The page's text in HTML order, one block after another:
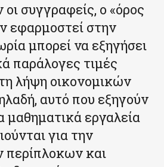
συγγραφείς, ο «όρος
εφαρμοστεί στην
μπορεί να εξηγήσει
παράλογες τιμές
λήψη οικονομικών
αυτό που εξηγούν
μαθηματικά εργαλεία
για την
περίπλοκων και